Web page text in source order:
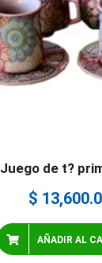
Juego de t?
$
AÑADIR AL